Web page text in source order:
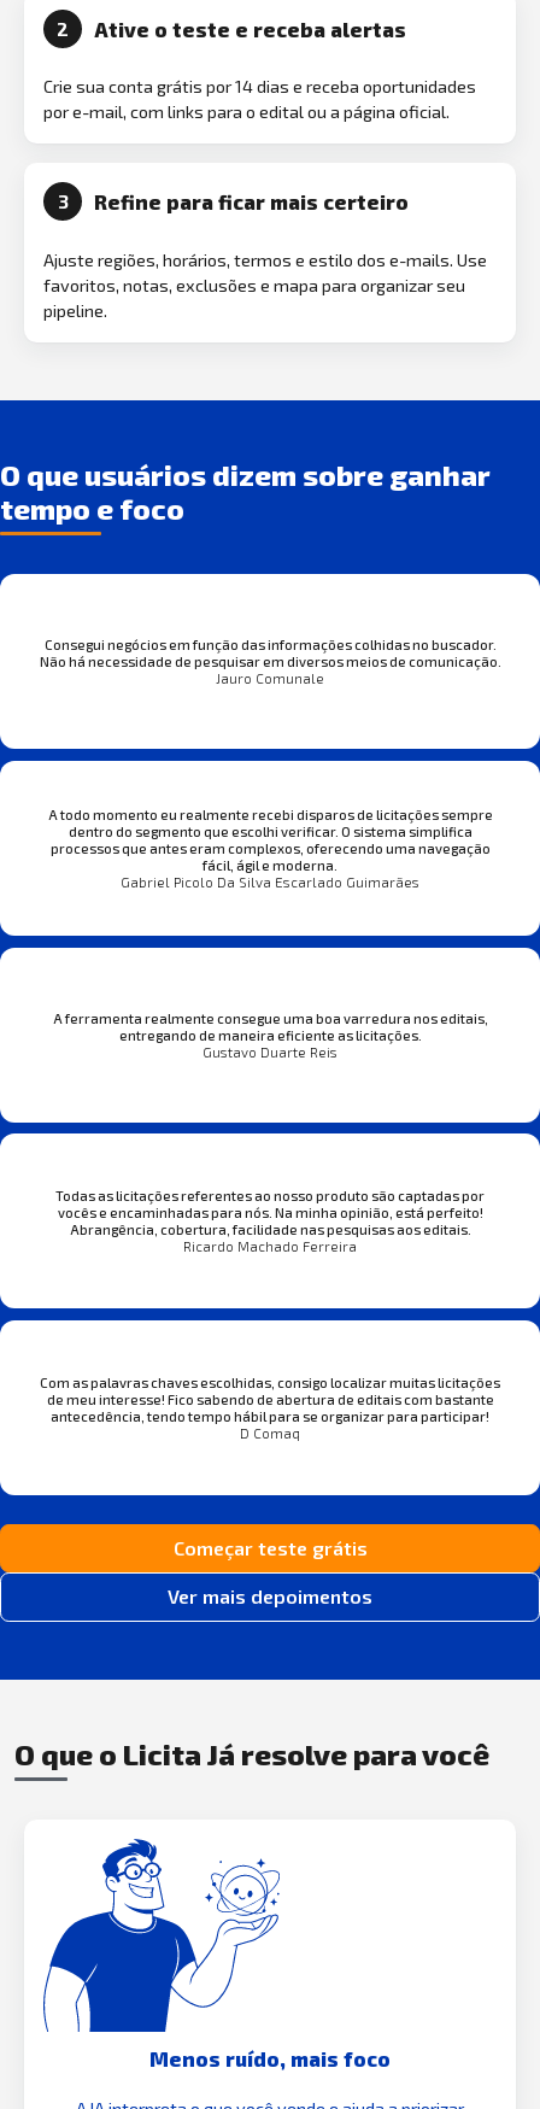
2 Ative o teste e receba alertas
Crie sua conta grátis por 14 dias e receba oportunidades
por e-mail, com links para o edital ou a página oficial.
3 Refine para ficar mais certeiro
Ajuste regiões, horários, termos e estilo dos e-mails. Use
favoritos, notas, exclusões e mapa para organizar seu
pipeline.
O que usuários dizem sobre ganhar
tempo e foco
Consegui negócios em função das informações colhidas no buscador.
Não há necessidade de pesquisar em diversos meios de comunicação.
Jauro Comunale
A todo momento eu realmente recebi disparos de licitações sempre
dentro do segmento que escolhi verificar. O sistema simplifica
processos que antes eram complexos, oferecendo uma navegação
fácil, ágil e moderna.
Gabriel Picolo Da Silva Escarlado Guimarães
A ferramenta realmente consegue uma boa varredura nos editais,
entregando de maneira eficiente as licitações.
Gustavo Duarte Reis
Todas as licitações referentes ao nosso produto são captadas por
vocês e encaminhadas para nós. Na minha opinião, está perfeito!
Abrangência, cobertura, facilidade nas pesquisas aos editais.
Ricardo Machado Ferreira
Com as palavras chaves escolhidas, consigo localizar muitas licitações
de meu interesse! Fico sabendo de abertura de editais com bastante
antecedência, tendo tempo hábil para se organizar para participar!
D Comaq
Começar teste grátis
Ver mais depoimentos
O que o Licita Já resolve para você
Menos ruído, mais foco